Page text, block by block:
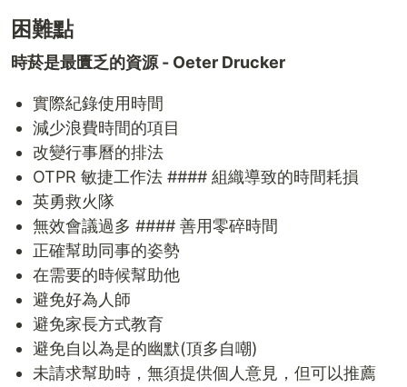
困難點
時菸是最匱乏的資源 - Oeter Drucker
實際紀錄使用時間
減少浪費時間的項目
改變行事曆的排法
OTPR 敏捷工作法 #### 組織導致的時間耗損
英勇救火隊
無效會議過多 #### 善用零碎時間
正確幫助同事的姿勢
在需要的時候幫助他
避免好為人師
避免家長方式教育
避免自以為是的幽默(頂多自嘲)
未請求幫助時，無須提供個人意見，但可以推薦